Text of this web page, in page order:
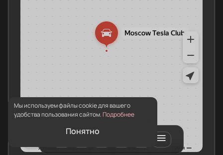
Мы используем файлы cookie для вашего
удобства пользования сайтом.Подробнее
Понятно